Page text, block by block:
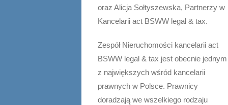
oraz Alicja Sołtyszewska, Partnerzy w
Kancelarii act BSWW legal & tax.
Zespół Nieruchomości kancelarii act
BSWW legal & tax jest obecnie jednym
z największych wśród kancelarii
prawnych w Polsce. Prawnicy
doradzają we wszelkiego rodzaju